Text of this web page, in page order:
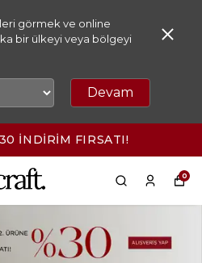
görmek ve online
bir ülkeyi veya bölgeyi
Devam
İNDİRİM FIRSATI!
0